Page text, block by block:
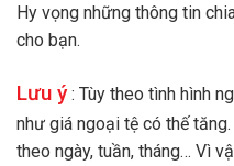
Hy vọng những thông tin
cho bạn.
Lưu ý: Tùy theo tình hình
như giá ngoại tệ có thế
theo ngày, tuần, tháng… Vì